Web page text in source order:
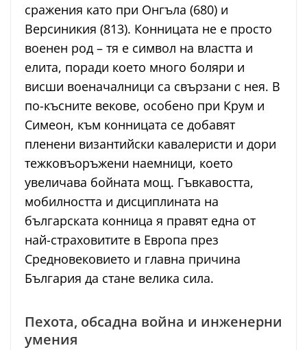
сражения като при Онгъла (680) и
Версиникия (813). Конницата не е просто
военен род – тя е символ на властта и
елита, поради което много боляри и
висши военачалници са свързани с нея. В
по-късните векове, особено при Крум и
Симеон, към конницата се добавят
пленени византийски кавалеристи и дори
тежковъоръжени наемници, което
увеличава бойната мощ. Гъвкавостта,
мобилността и дисциплината на
българската конница я правят една от
най-страховитите в Европа през
Средновековието и главна причина
България да стане велика сила.
Пехота, обсадна война и инженерни
умения